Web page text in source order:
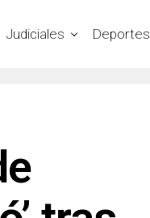
Judiciales Deportes